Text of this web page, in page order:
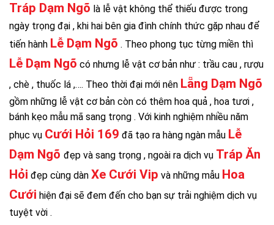
Tráp Dạm Ngõ là lễ vật không thể thiếu được trong
ngày trọng đại , khi hai bên gia đình chính thức gặp nhau để
tiến hành Lễ Dạm Ngõ . Theo phong tục từng miền thì
Lễ Dạm Ngõ có nhưng lễ vật cơ bản như : trầu cau , rượu
, chè , thuốc lá ,…. Theo thời đại mới nên Lẵng Dạm Ngõ
gồm những lễ vật cơ bản còn có thêm hoa quả , hoa tươi ,
bánh kẹo mẫu mã sang trọng . Với kinh nghiệm nhiều năm
phục vụ Cưới Hỏi 169 đã tạo ra hàng ngàn mẫu Lễ
Dạm Ngõ đẹp và sang trọng , ngoài ra dịch vụ Tráp Ăn
Hỏi đẹp cùng dàn Xe Cưới Vip và những mẫu Hoa
Cưới hiện đại sẽ đem đến cho bạn sự trải nghiệm dịch vụ
tuyệt vời .